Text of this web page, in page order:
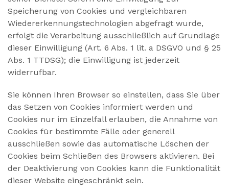
Speicherung von Cookies und vergleichbaren
Wiedererkennungstechnologien abgefragt wurde,
erfolgt die Verarbeitung ausschließlich auf Grundlage
dieser Einwilligung (Art. 6 Abs. 1 lit. a DSGVO und § 25
Abs. 1 TTDSG); die Einwilligung ist jederzeit
widerrufbar.
Sie können Ihren Browser so einstellen, dass Sie über
das Setzen von Cookies informiert werden und
Cookies nur im Einzelfall erlauben, die Annahme von
Cookies für bestimmte Fälle oder generell
ausschließen sowie das automatische Löschen der
Cookies beim Schließen des Browsers aktivieren. Bei
der Deaktivierung von Cookies kann die Funktionalität
dieser Website eingeschränkt sein.